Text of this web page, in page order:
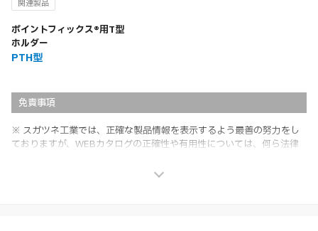
関連製品
ポイントフィックス®用T型
ホルダー
PTH型
免責事項
※ スガツネ工業では、正確な製品情報を表示するよう最善の努力をし
ておりますが、WEBカタログの正確性や有用性については、何ら法律